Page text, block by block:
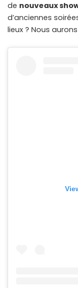
de nouveaux
d’anciennes
lieux ? Nous